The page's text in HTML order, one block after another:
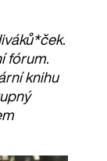
fórum.
knihu